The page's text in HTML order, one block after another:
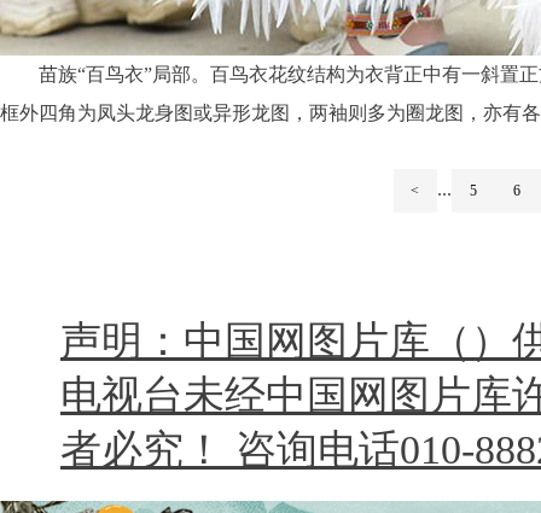
苗族“百鸟衣”局部。百鸟衣花纹结构为衣背正中有一斜置
框外四角为凤头龙身图或异形龙图，两袖则多为圈龙图，亦有
< ... 5 6
声明：中国网图片库（）
电视台未经中国网图片库
者必究！ 咨询电话010-